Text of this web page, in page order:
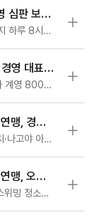
대한수영연맹, 2026시즌 대비 수영 심판 보수 교육 성료
- 경영, 다이빙, 수구, 아티스틱스위밍까지 하루 8시간 일정으로 세부 종목별 심판 보수교육 - 2026시즌 대비 심판 역량 강화와 전문적…
아시안게임 2연패 위해 한 걸음 더! 경영 대표팀 3주간 특훈 위해 호주행
- 항저우AG 3관왕 김우민을 비롯한 남자 계영 800m 주축 멤버 5명의 `26년 첫 전지훈련 2026 아이치·나고야 하계아시아경기대회가 열…
'문체부 2025 전략종목 선정' 수영연맹, 경영과 다이빙 대표팀 각각 호주, 일본 특훈 마치고 귀국
- 문화체육관광부 지원으로 2026 아이치·나고야 아시안게임 체재 본격 돌입한 수영 대표팀 - 11월 23일 호주로 떠난 경영 대표팀 20…
'문체부 2025 전략종목 선정' 수영연맹, 오픈워터스위밍 유망주 호주 특훈 파견 후 동메달 쾌거
- 윤각락 지도자와 2025년도 오픈워터스위밍 청소년대표 4명까지 총 5명 호주로 파견 - 20일 진행된 ‘2025 빅토리아 오픈워터스위밍…